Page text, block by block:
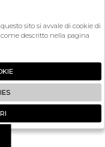
by
sito si avvale di cookie di
descritto nella pagina